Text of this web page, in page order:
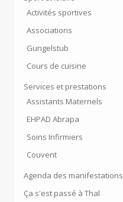
Activités sportives
Associations
Gungelstub
Cours de cuisine
Services et prestations
Assistants Maternels
EHPAD Abrapa
Soins Infirmiers
Couvent
Agenda des manifestations
Ça s'est passé à Thal